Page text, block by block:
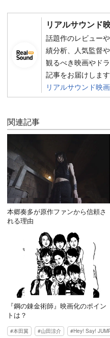
リアルサウンド
話題作のレビュー
績分析、人気監督
観るべき映画やド
記事をお届けします
リアルサウンド映
関連記事
本郷奏多が原作ファンから信頼さ
れる理由
『鋼の錬金術師』映画化のポイン
トは？
本田翼 山田涼介 Hey! Say!